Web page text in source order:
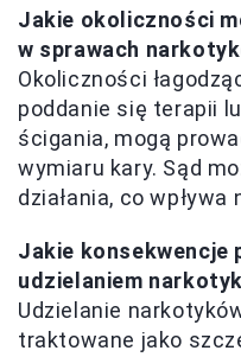
Jakie okoliczności
w sprawach
Okoliczności
poddanie się terapii
ścigania, mogą
wymiaru kary. Sąd
działania, co
Jakie konsekwencje
udzielaniem
Udzielanie
traktowane jako